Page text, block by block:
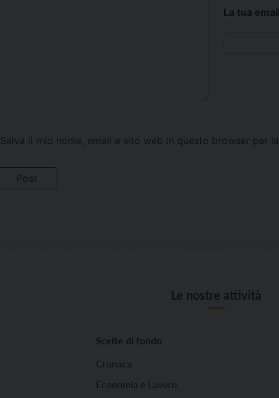
La tua email
Salva il mio nome, email e sito web in questo browser per
Le nostre attività
Scelte di fondo
Cronaca
Economia e Lavoro